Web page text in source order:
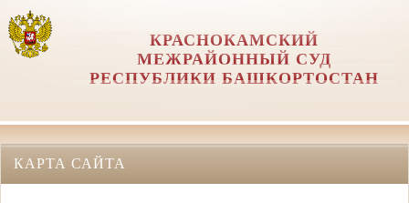
КРАСНОКАМСКИЙ
МЕЖРАЙОННЫЙ СУД
РЕСПУБЛИКИ БАШКОРТОСТАН
КАРТА САЙТА